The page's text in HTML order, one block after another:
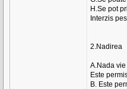
H.Se pot
Interzis
2.Nadirea
A.Nada
Este
B. Este